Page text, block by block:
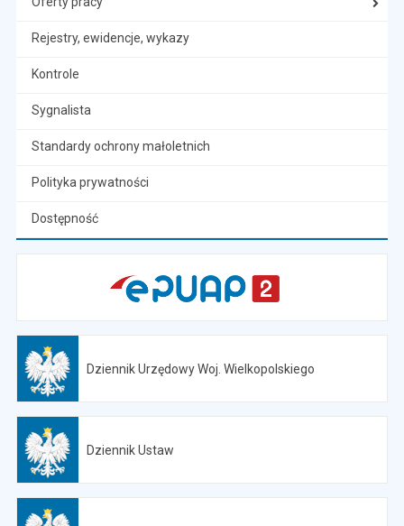
Rejestry, ewidencje, wykazy
Kontrole
Sygnalista
Standardy ochrony małoletnich
Polityka prywatności
Dostępność
Dziennik Urzędowy Woj. Wielkopolskiego
Dziennik Ustaw